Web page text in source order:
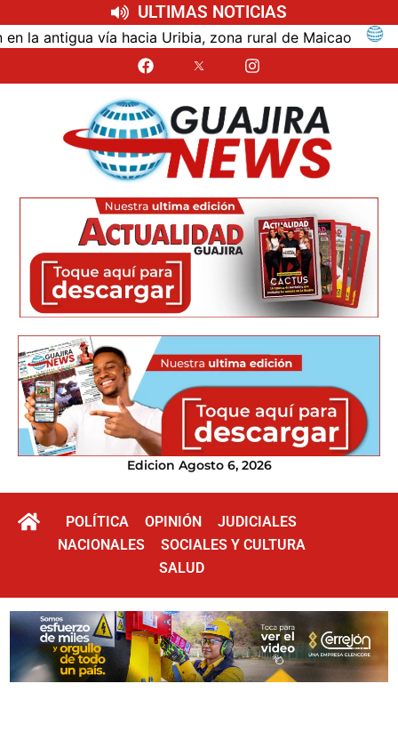
ULTIMAS NOTICIAS
vía hacia Uribia, zona rural de Maicao
Edicion Agosto 6, 2026
POLÍTICA OPINIÓN
JUDICIALES
NACIONALES
SOCIALES Y CULTURA
SALUD